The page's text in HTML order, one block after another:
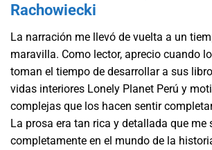
Rachowiecki
La narración me llevó de vuelta a un
maravilla. Como lector, aprecio cuando
toman el tiempo de desarrollar a sus
vidas interiores Lonely Planet Perú y
complejas que los hacen sentir
La prosa era tan rica y detallada que me
completamente en el mundo de la